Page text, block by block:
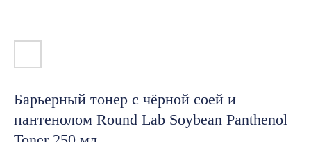
Барьерный тонер с чёрной соей и
пантенолом Round Lab Soybean Panthenol